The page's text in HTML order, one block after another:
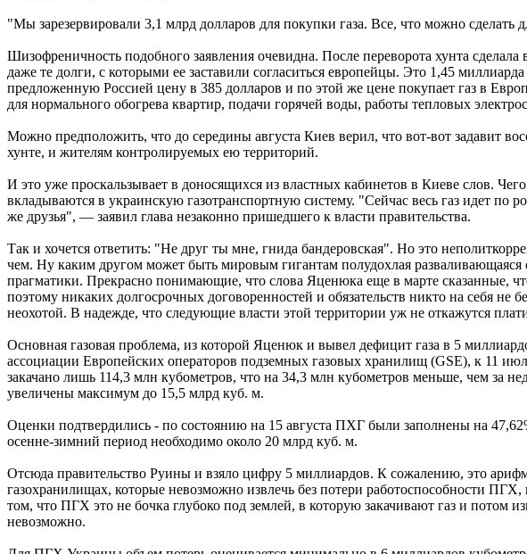
"Мы зарезервировали 3,1 млрд долларов для покупки газа. Все, что можно
Шизофреничность подобного заявления очевидна. После переворота хунта
даже те долги, с которыми ее заставили согласиться европейцы. Это 1,45
предложенную Россией цену в 385 долларов и по этой же цене покупает газ в
для нормального обогрева квартир, подачи горячей воды, работы тепловых
Можно предположить, что до середины августа Киев верил, что вот-вот задавит
хунте, и жителям контролируемых ею территорий.
И это уже проскальзывает в доносящихся из властных кабинетов в Киеве слов.
вкладываются в украинскую газотранспортную систему. "Сейчас весь газ идет
же друзья", — заявил глава незаконно пришедшего к власти правительства.
Так и хочется ответить: "Не друг ты мне, гнида бандеровская". Но это
чем. Ну каким другом может быть мировым гигантам полудохлая
прагматики. Прекрасно понимающие, что слова Яценюка еще в марте сказанные,
поэтому никаких долгосрочных договоренностей и обязательств никто на себя
неохотой. В надежде, что следующие власти этой территории уж не откажутся
Основная газовая проблема, из которой Яценюк и вывел дефицит газа в 5
ассоциации Европейских операторов подземных газовых хранилищ (GSE), к 11
закачано лишь 114,3 млн кубометров, что на 34,3 млн кубометров меньше, чем за
увеличены максимум до 15,5 млрд куб. м.
Оценки подтвердились - по состоянию на 15 августа ПХГ были заполнены на
осенне-зимний период необходимо около 20 млрд куб. м.
Отсюда правительство Руины и взяло цифру 5 миллиардов. К сожалению, это
газохранилищах, которые невозможно извлечь без потери работоспособности
том, что ПГХ это не бочка глубоко под землей, в которую закачивают газ и потом
невозможно.